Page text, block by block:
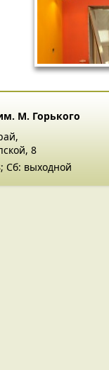
М. Горького
8
Сб: выходной